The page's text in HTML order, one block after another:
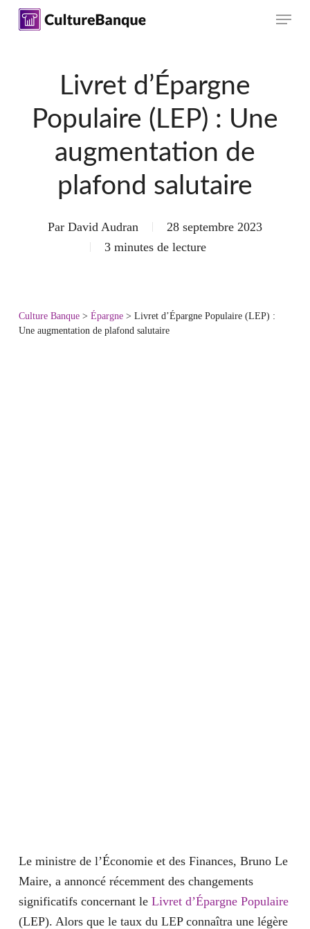
Skip
Menu
Livret d’Épargne
Populaire (LEP) : Une
augmentation de
plafond salutaire
Par David Audran
28 septembre 2023
3 minutes de lecture
Culture Banque> Épargne> Livret d’Épargne Populaire (LEP) :
Une augmentation de plafond salutaire
Le ministre de l’Économie et des Finances, Bruno Le
Maire, a annoncé récemment des changements
significatifs concernant le Livret d’Épargne Populaire
(LEP). Alors que le taux du LEP connaîtra une légère